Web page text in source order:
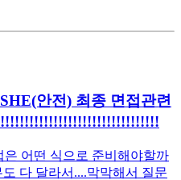
안전) 최종 면접관련
은 어떤 식으로 준비해야할까
도 다 달라서....막막해서 질문